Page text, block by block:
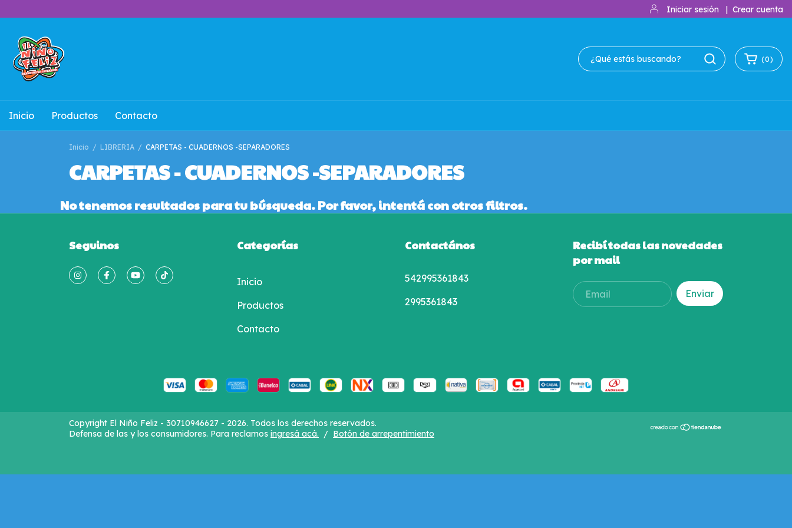
Iniciar sesión | Crear cuenta
(0)
Inicio Productos Contacto
Inicio / LIBRERIA / CARPETAS - CUADERNOS -SEPARADORES
CARPETAS - CUADERNOS -SEPARADORES
No tenemos resultados para tu búsqueda. Por favor, intentá con otros filtros.
Seguinos Categorías
Inicio
Productos
Contacto
Contactános
542995361843
2995361843
Recibí todas las novedades
por mail
Copyright El Niño Feliz - 30710946627 - 2026. Todos los derechos reservados.
Defensa de las y los consumidores. Para reclamos ingresá acá. / Botón de arrepentimiento